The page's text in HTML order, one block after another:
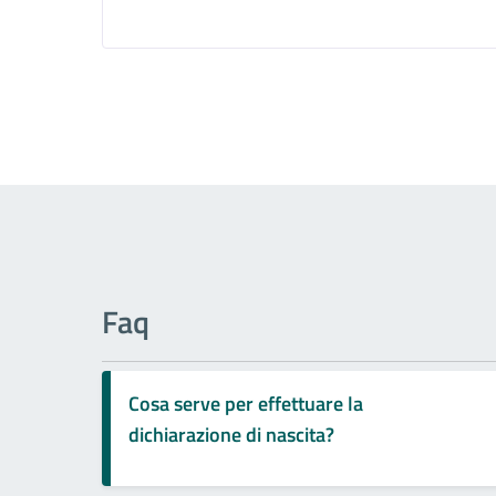
Faq
Cosa serve per effettuare la
dichiarazione di nascita?